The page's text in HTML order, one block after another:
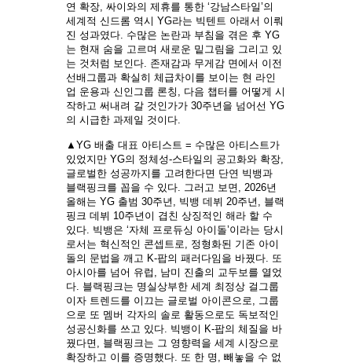
연 확장, 싸이와의 제휴를 통한 ‘강남스타일’의
세계적 신드롬 역시 YG라는 빅텐트 아래서 이뤄
진 성과였다. 수많은 논란과 부침을 겪은 후 YG
는 현재 숨을 고르며 새로운 밑그림을 그리고 있
는 것처럼 보인다. 존재감과 무게감 면에서 이전
선배그룹과 확실히 체급차이를 보이는 현 라인
업 운용과 신인그룹 론칭, 다음 챕터를 어떻게 시
작하고 써내려 갈 것인가가 30주년을 넘어선 YG
의 시급한 과제일 것이다.
▲YG 배출 대표 아티스트 = 수많은 아티스트가
있었지만 YG의 정체성-스타일의 공고화와 확장,
글로벌한 성공까지를 고려한다면 단연 빅뱅과
블랙핑크를 꼽을 수 있다. 그러고 보면, 2026년
올해는 YG 출범 30주년, 빅뱅 데뷔 20주년, 블랙
핑크 데뷔 10주년이 겹친 상징적인 해라 할 수
있다. 빅뱅은 ‘자체 프로듀싱 아이돌’이라는 당시
로서는 혁신적인 콘셉트로, 정형화된 기존 아이
돌의 문법을 깨고 K-팝의 패러다임을 바꿨다. 또
아시아를 넘어 유럽, 남미 진출의 교두보를 열었
다. 블랙핑크는 명실상부한 세계 최정상 걸그룹
이자 트렌드를 이끄는 글로벌 아이콘으로, 그룹
으로 또 멤버 각자의 솔로 활동으로도 독보적인
성공신화를 쓰고 있다. 빅뱅이 K-팝의 체질을 바
꿨다면, 블랙핑크는 그 영향력을 세계 시장으로
확장하고 이를 증명했다. 또 한 명, 빼놓을 수 없